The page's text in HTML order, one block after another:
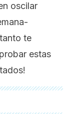
oscilar
te
estas